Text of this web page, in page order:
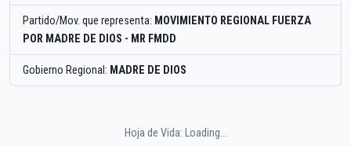
Partido/Mov. que representa: MOVIMIENTO REGIONAL FUERZA
POR MADRE DE DIOS - MR FMDD
Gobierno Regional: MADRE DE DIOS
Hoja de Vida: Loading...